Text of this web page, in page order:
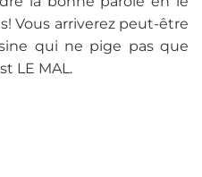
Vous arriverez peut-être
qui ne pige pas que
LE MAL.